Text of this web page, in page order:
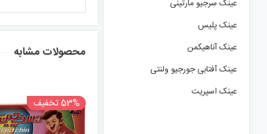
محصولات مشابه
53% تخفیف
عینک سرجیو مارتینی
عینک پلیس
عینک آناهیکمن
عینک آفتابی جورجیو ولنتی
عینک اسپریت